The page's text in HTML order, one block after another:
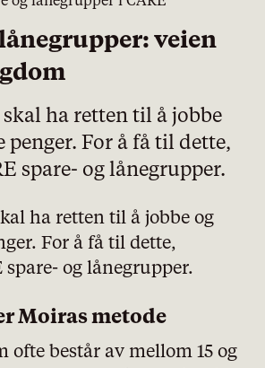
veien
ha retten til å jobbe
penger. For å få til dette,
spare- og lånegrupper.
ha retten til å jobbe og
For å få til dette,
og lånegrupper.
Moiras metode
ofte består av mellom 15 og